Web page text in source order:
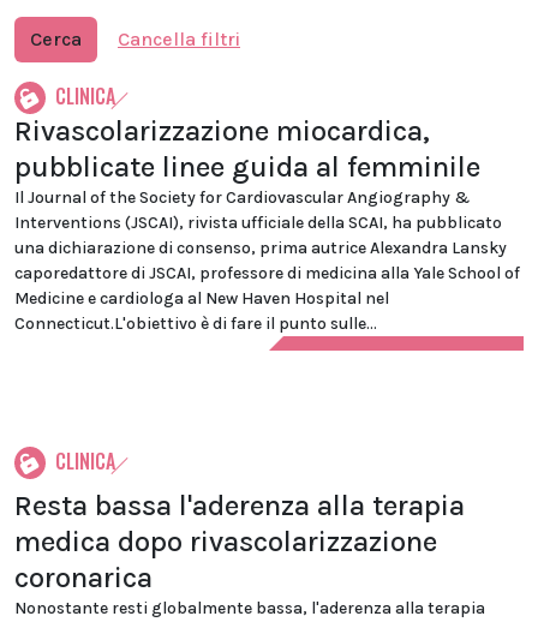
Cerca Cancella filtri
CLINICA
Rivascolarizzazione miocardica,
pubblicate linee guida al femminile
Il Journal of the Society for Cardiovascular Angiography &
Interventions (JSCAI), rivista ufficiale della SCAI, ha pubblicato
una dichiarazione di consenso, prima autrice Alexandra Lansky
caporedattore di JSCAI, professore di medicina alla Yale School of
Medicine e cardiologa al New Haven Hospital nel
Connecticut.L'obiettivo è di fare il punto sulle...
CLINICA
Resta bassa l'aderenza alla terapia
medica dopo rivascolarizzazione
coronarica
Nonostante resti globalmente bassa, l'aderenza alla terapia